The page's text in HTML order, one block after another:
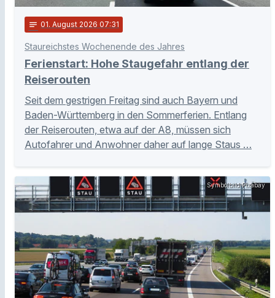
notes 01. August 2026 07:31
Staureichstes Wochenende des Jahres
Ferienstart: Hohe Staugefahr entlang der
Reiserouten
Seit dem gestrigen Freitag sind auch Bayern und
Baden-Württemberg in den Sommerferien. Entlang
der Reiserouten, etwa auf der A8, müssen sich
Autofahrer und Anwohner daher auf lange Staus …
Symbolbild Pixabay